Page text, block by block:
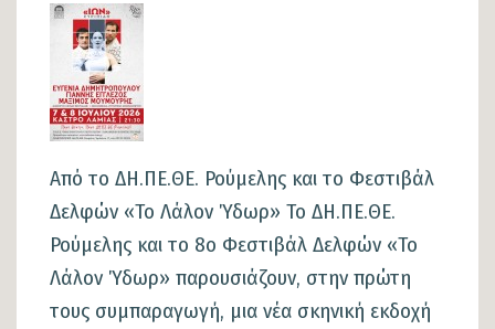
Εικόνα
Από το ΔΗ.ΠΕ.ΘΕ. Ρούμελης και το Φεστιβάλ
Δελφών «Το Λάλον Ύδωρ» Το ΔΗ.ΠΕ.ΘΕ.
Ρούμελης και το 8ο Φεστιβάλ Δελφών «Το
Λάλον Ύδωρ» παρουσιάζουν, στην πρώτη
τους συμπαραγωγή, μια νέα σκηνική εκδοχή